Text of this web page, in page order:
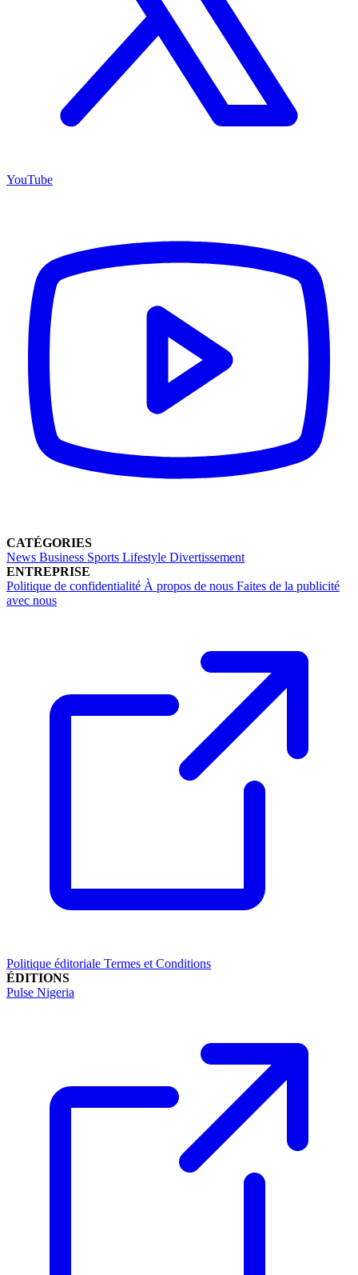
YouTube
CATÉGORIES
News Business Sports Lifestyle Divertissement
ENTREPRISE
Politique de confidentialité À propos de nous Faites de la publicité
avec nous
Politique éditoriale Termes et Conditions
ÉDITIONS
Pulse Nigeria